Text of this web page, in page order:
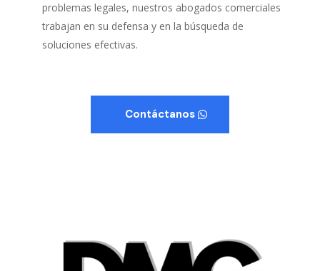
problemas legales, nuestros abogados comerciales
trabajan en su defensa y en la búsqueda de
soluciones efectivas.
Contáctanos